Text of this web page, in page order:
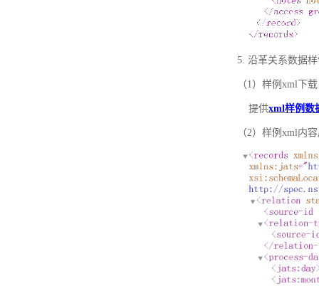
5. 沿革关系数据
（1）样例xml下载
提供xml样例数
（2）样例xml内